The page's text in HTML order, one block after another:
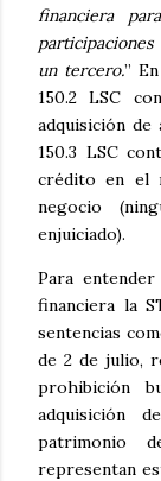
financiera
un tercero.”
150.2 LSC
adquisición
150.3 LSC
crédito en el
negocio
enjuiciado).
Para
financiera la
sentencias
de 2 de julio,
prohibición
adquisición
patrimonio
representan